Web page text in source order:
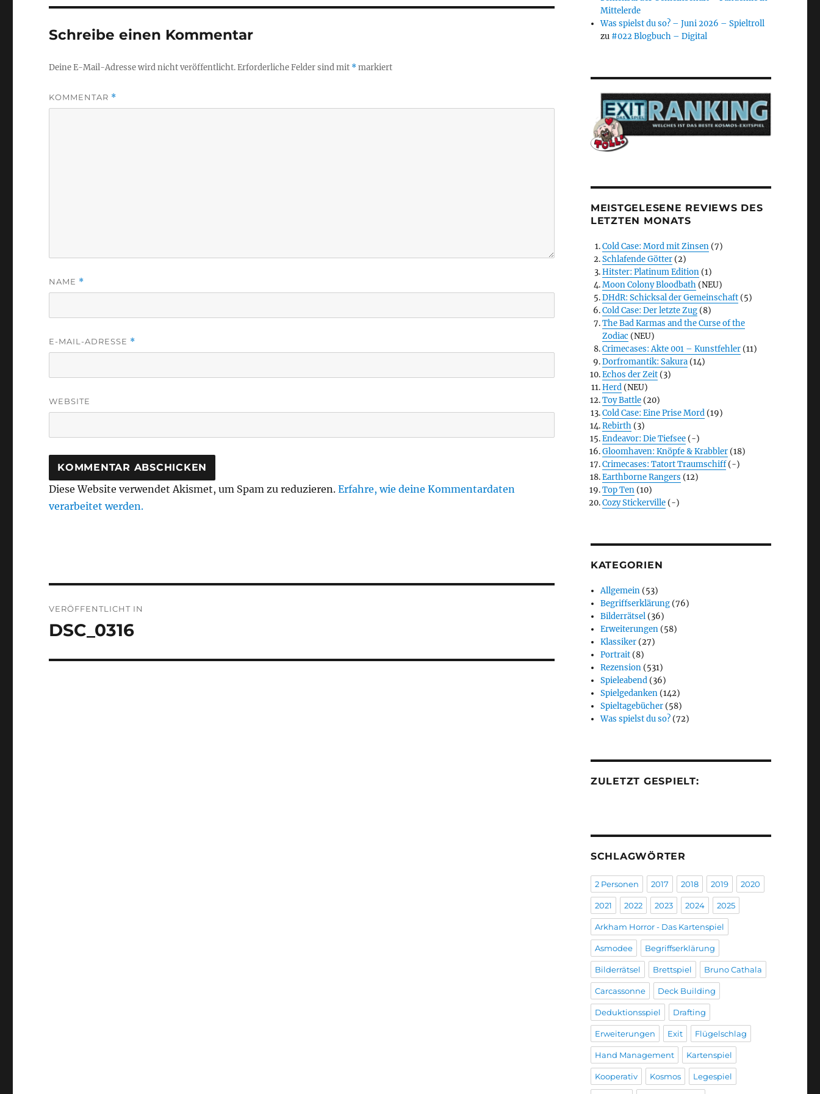
Schreibe einen Kommentar
Deine E-Mail-Adresse wird nicht veröffentlicht.Erforderliche Felder sind mit *markiert
KOMMENTAR *
NAME *
E-MAIL-ADRESSE *
WEBSITE
Diese Website verwendet Akismet, um Spam zu reduzieren.Erfahre, wie deine Kommentardaten
verarbeitet werden.
VERÖFFENTLICHT IN
DSC_0316
Mittelerde
Was spielst du so? – Juni 2026 – Spieltroll
zu #022 Blogbuch – Digital
MEISTGELESENE REVIEWS DES
LETZTEN MONATS
Cold Case: Mord mit Zinsen (7)
Schlafende Götter (2)
Hitster: Platinum Edition (1)
Moon Colony Bloodbath (NEU)
DHdR: Schicksal der Gemeinschaft (5)
Cold Case: Der letzte Zug (8)
The Bad Karmas and the Curse of the
Zodiac (NEU)
Crimecases: Akte 001 – Kunstfehler (11)
Dorfromantik: Sakura (14)
Echos der Zeit (3)
Herd (NEU)
Toy Battle (20)
Cold Case: Eine Prise Mord (19)
Rebirth (3)
Endeavor: Die Tiefsee (-)
Gloomhaven: Knöpfe & Krabbler (18)
Crimecases: Tatort Traumschiff(-)
Earthborne Rangers (12)
Top Ten (10)
Cozy Stickerville (-)
KATEGORIEN
Allgemein (53)
Begriffserklärung (76)
Bilderrätsel (36)
Erweiterungen (58)
Klassiker (27)
Portrait (8)
Rezension (531)
Spieleabend (36)
Spielgedanken (142)
Spieltagebücher (58)
Was spielst du so? (72)
ZULETZT GESPIELT:
SCHLAGWÖRTER
2 Personen 2017 2018 2019 2020
2021 2022 2023 2024 2025
Arkham Horror - Das Kartenspiel
Asmodee Begriffserklärung
Bilderrätsel Brettspiel Bruno Cathala
Carcassonne Deck Building
Deduktionsspiel Drafting
Erweiterungen Exit Flügelschlag
Hand Management Kartenspiel
Kooperativ Kosmos Legespiel